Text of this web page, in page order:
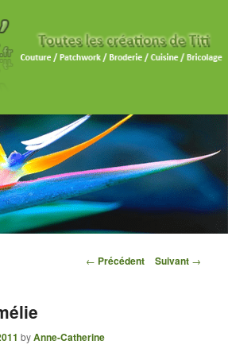
Navigation des articles
← Précédent Suivant →
byAnne-Catherine